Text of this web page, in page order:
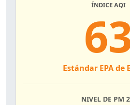
ÍNDICE AQI
Estándar EPA de
NIVEL DE PM